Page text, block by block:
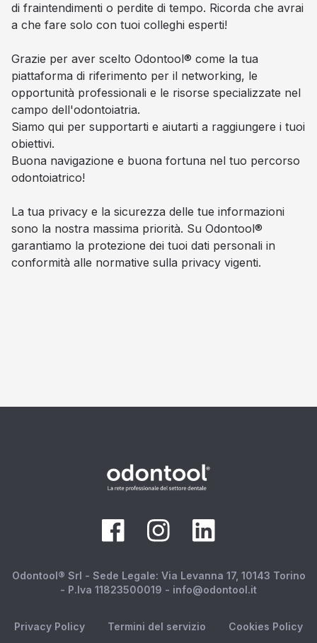
di fraintendimenti o perdite di tempo. Ricorda che avrai
a che fare solo con tuoi colleghi esperti!
Grazie per aver scelto Odontool® come la tua
piattaforma di riferimento per il networking, le
opportunità professionali e le risorse specializzate nel
campo dell'odontoiatria.
Siamo qui per supportarti e aiutarti a raggiungere i tuoi
obiettivi.
Buona navigazione e buona fortuna nel tuo percorso
odontoiatrico!
La tua privacy e la sicurezza delle tue informazioni
sono la nostra massima priorità. Su Odontool®
garantiamo la protezione dei tuoi dati personali in
conformità alle normative sulla privacy vigenti.
Odontool® Srl - Sede Legale: Via Levanna 17, 10143 Torino
- P.Iva 11823500019 - info@odontool.it
Privacy Policy Termini del servizio Cookies Policy